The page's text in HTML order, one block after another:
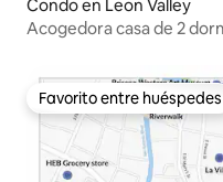
Condo en Leon Valley
Acogedora casa de 2
Favorito entre huéspedes
Favorito entre huéspedes